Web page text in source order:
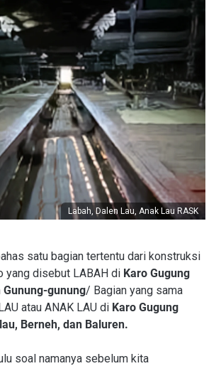
Labah, Dalen Lau, Anak Lau RASK
satu bagian tertentu dari konstruksi
yang disebut LABAH di Karo Gugung
gunung/ Bagian yang sama
atau ANAK LAU di Karo Gugung
Berneh, dan Baluren.
soal namanya sebelum kita